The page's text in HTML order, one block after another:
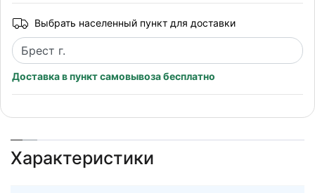
Выбрать населенный пункт для доставки
Доставка в пункт самовывоза бесплатно
Характеристики